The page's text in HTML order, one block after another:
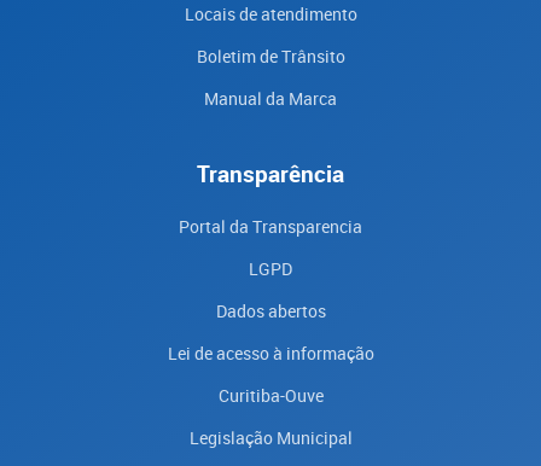
Locais de atendimento
Boletim de Trânsito
Manual da Marca
Transparência
Portal da Transparencia
LGPD
Dados abertos
Lei de acesso à informação
Curitiba-Ouve
Legislação Municipal